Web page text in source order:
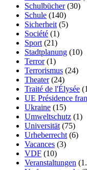
Schulbücher(30)
Schule (140)
Sicherheit (5)
Société (1)
Sport (21)
Stadtplanung (10)
Terror(1)
Terrorismus (24)
Theater(24)
Traité de l'Élysée
UE Présidence
Ukraine (15)
Umweltschutz (1)
Universität (75)
Urheberrecht (6)
Vacances (3)
VDF (10)
Veranstaltungen